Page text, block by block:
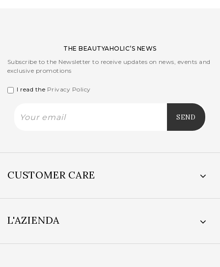
THE BEAUTYAHOLIC’S NEWS
Subscribe to the Newsletter to receive updates on news, events and
exclusive promotions
I read the Privacy Policy
CUSTOMER CARE
L'AZIENDA